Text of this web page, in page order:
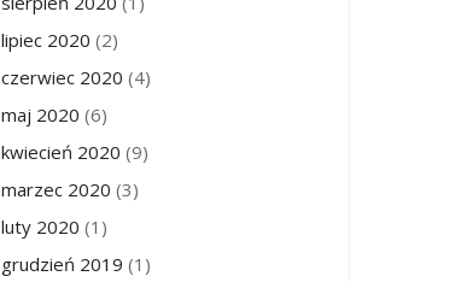
lipiec 2020 (2)
czerwiec 2020 (4)
maj 2020 (6)
kwiecień 2020 (9)
marzec 2020 (3)
luty 2020 (1)
grudzień 2019 (1)